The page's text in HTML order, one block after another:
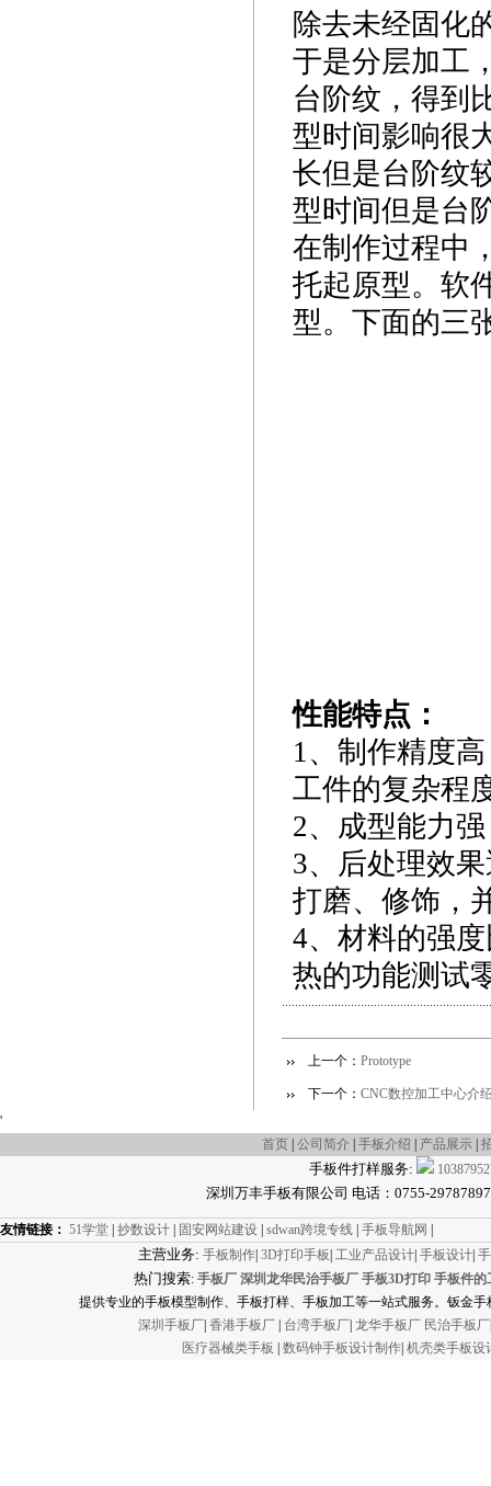
除去未经固化
于是分层加工
台阶纹，得到
型时间影响很
长但是台阶纹
型时间但是台
在制作过程中
托起原型。软
型。下面的三
性能特点：
1、制作精度
工件的复杂程
2、成型能力
3、后处理效
打磨、修饰，
4、材料的强
热的功能测试
上一个： Prototype
下一个： CNC数控加工中心介
'
首页 公司简介 手板介绍 产品展示
手板件打样服务:
深圳万丰手板有限公司 电话：0755-
友情链接： 51学堂 抄数设计 固安网站建设 sdwan跨境专线 手板导航网
主营业务: 手板制作| 3D打印手板 工业产品设计| 手板设计|
热门搜索: 手板厂 深圳龙华民治手板厂 手板3D打印 手板件的
提供专业的手板模型制作、手板打样、手板加工等一站式服务。钣金
深圳手板厂 香港手板厂 台湾手板厂 龙华手板厂 民治手板厂
医疗器械类手板
数码钟手板设计制作 机壳类手板设